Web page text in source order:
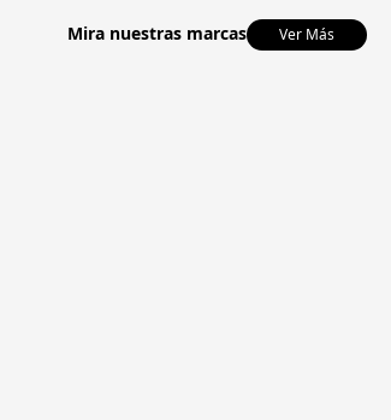
Mira nuestras marcas Ver Más